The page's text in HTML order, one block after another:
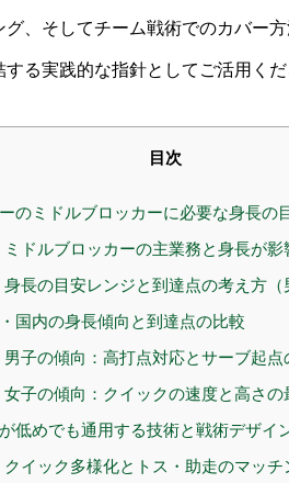
グ、そしてチーム戦術でのカバー
する実践的な指針としてご活用くだ
目次
のミドルブロッカーに必要な身長の
ミドルブロッカーの主業務と身長が影
身長の目安レンジと到達点の考え方（
国内の身長傾向と到達点の比較
男子の傾向：高打点対応とサーブ起点
女子の傾向：クイックの速度と高さの
低めでも通用する技術と戦術デザイ
クイック多様化とトス・助走のマッチ